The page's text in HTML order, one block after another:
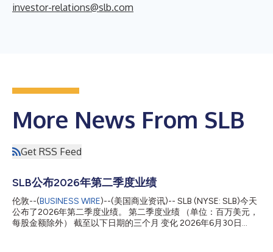
investor-relations@slb.com
More News From SLB
Get RSS Feed
SLB公布2026年第二季度业绩
伦敦--(BUSINESS WIRE)--(美国商业资讯)-- SLB (NYSE: SLB)今天
公布了2026年第二季度业绩。 第二季度业绩 （单位：百万美元，
每股金额除外） 截至以下日期的三个月 变化 2026年6月30日